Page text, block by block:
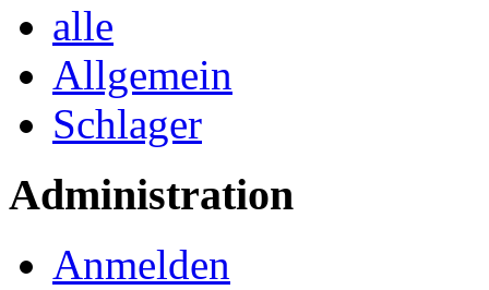
alle
Allgemein
Schlager
Administration
Anmelden